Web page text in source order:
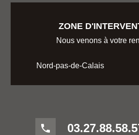
ZONE
Nous venons à votre
Nord-pas-de-Calais
phone